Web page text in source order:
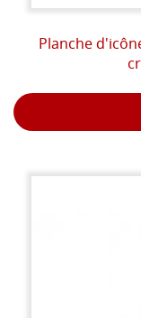
Planche